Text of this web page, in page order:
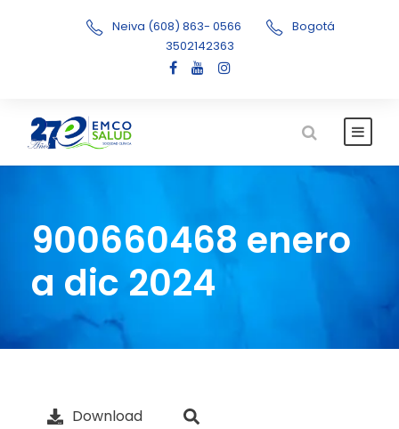
Neiva (608) 863- 0566
Bogotá
3502142363
900660468 enero
a dic 2024
Download